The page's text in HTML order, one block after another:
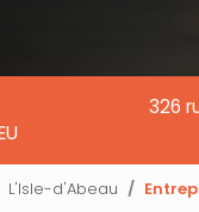
326
L'Isle-d'Abeau